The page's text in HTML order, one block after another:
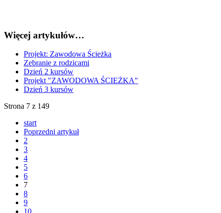
Więcej artykułów…
Projekt: Zawodowa Ścieżka
Zebranie z rodzicami
Dzień 2 kursów
Projekt "ZAWODOWA ŚCIEŻKA"
Dzień 3 kursów
Strona 7 z 149
start
Poprzedni artykuł
2
3
4
5
6
7
8
9